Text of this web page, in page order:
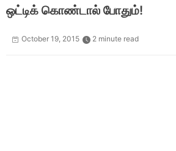
ஒட்டிக் கொண்டால் போதும்!
October 19, 2015 2 minute read